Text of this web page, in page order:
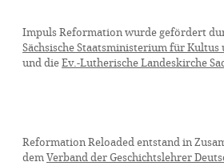
Impuls Reformation wurde gefördert
Sächsische Staatsministerium für Kultus
und die Ev.-Lutherische Landeskirche
Reformation Reloaded entstand in
dem Verband der Geschichtslehrer